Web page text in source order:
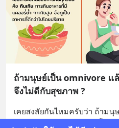
ถ้ามนุษย์เป็น omnivore แ
จึงไม่ดีกับสุขภาพ ?
เคยสงสัยกันไหมครับว่า ถ้าม